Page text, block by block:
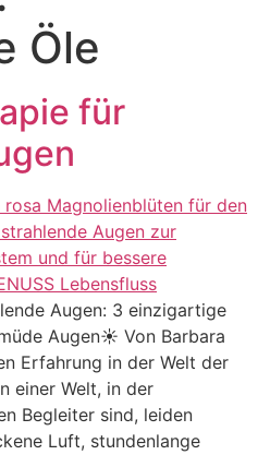
Öle
für
Augen: 3 einzigartige
Augen☀️ Von Barbara
Erfahrung in der Welt der
einer Welt, in der
Begleiter sind, leiden
Luft, stundenlange